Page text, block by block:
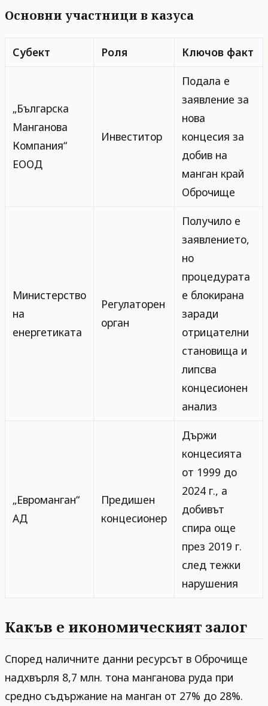
Основни участници в казуса
Субект Роля Ключов факт
„Българска
Манганова
Компания“
ЕООД
Инвеститор
Подала е
заявление за
нова
концесия за
добив на
манган край
Оброчище
Министерство
на
енергетиката
Регулаторен
орган
Получило е
заявлението,
но
процедурата
е блокирана
заради
отрицателни
становища и
липсва
концесионен
анализ
„Евроманган“
АД
Предишен
концесионер
Държи
концесията
от 1999 до
2024 г., а
добивът
спира още
през 2019 г.
след тежки
нарушения
Какъв е икономическият залог
Според наличните данни ресурсът в Оброчище
надхвърля 8,7 млн. тона манганова руда при
средно съдържание на манган от 27% до 28%.